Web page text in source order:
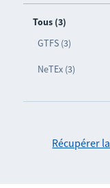
Tous (3)
GTFS (3)
NeTEx (3)
Récupérer